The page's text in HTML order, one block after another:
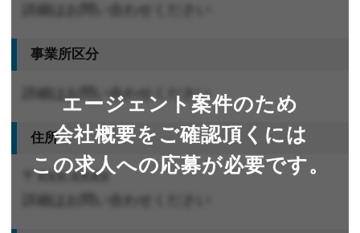
エージェント案件のため
会社概要をご確認頂くには
この求人への応募が必要です。
事業所区分
詳細はお問い合わせください
住所
〒XXX-XXXX